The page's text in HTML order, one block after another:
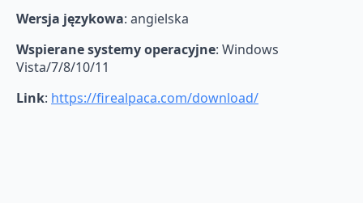
Wersja językowa: angielska
Wspierane systemy operacyjne: Windows
Vista/7/8/10/11
Link: https://firealpaca.com/download/